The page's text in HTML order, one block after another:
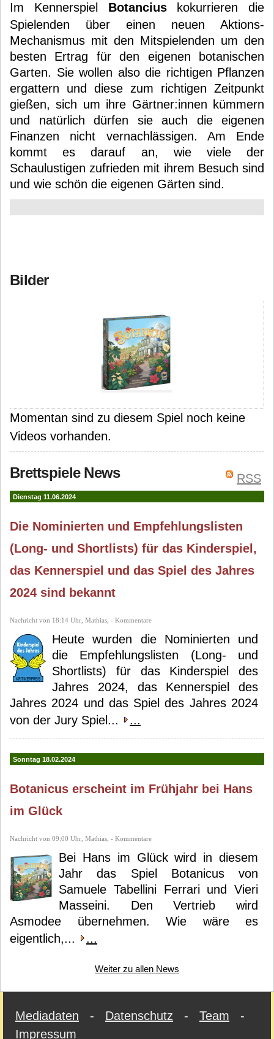
Im Kennerspiel Botanciuskokurrieren die
Spielenden über einen neuen Aktions-
Mechanismus mit den Mitspielenden um den
besten Ertrag für den eigenen botanischen
Garten. Sie wollen also die richtigen Pflanzen
ergattern und diese zum richtigen Zeitpunkt
gießen, sich um ihre Gärtner:innen kümmern
und natürlich dürfen sie auch die eigenen
Finanzen nicht vernachlässigen. Am Ende
kommt es darauf an, wie viele der
Schaulustigen zufrieden mit ihrem Besuch sind
und wie schön die eigenen Gärten sind.
Bilder
Momentan sind zu diesem Spiel noch keine
Videos vorhanden.
RSS
Brettspiele News
Dienstag 11.06.2024
Die Nominierten und Empfehlungslisten
(Long- und Shortlists) für das Kinderspiel,
das Kennerspiel und das Spiel des Jahres
2024 sind bekannt
Nachricht von 18:14 Uhr, Mathias, - Kommentare
Heute wurden die Nominierten und
die Empfehlungslisten (Long- und
Shortlists) für das Kinderspiel des
Jahres 2024, das Kennerspiel des
Jahres 2024 und das Spiel des Jahres 2024
von der Jury Spiel...
...
Sonntag 18.02.2024
Botanicus erscheint im Frühjahr bei Hans
im Glück
Nachricht von 09:00 Uhr, Mathias, - Kommentare
Bei Hans im Glück wird in diesem
Jahr das Spiel Botanicus von
Samuele Tabellini Ferrari und Vieri
Masseini. Den Vertrieb wird
Asmodee übernehmen. Wie wäre es
eigentlich,...
...
Weiter zu allen News
Mediadaten - Datenschutz - Team -
Impressum